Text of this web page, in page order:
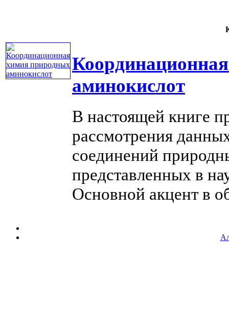
аминокислот
В настоящей книге
рассмотрения
соединений
представленных в
Основной акцент в